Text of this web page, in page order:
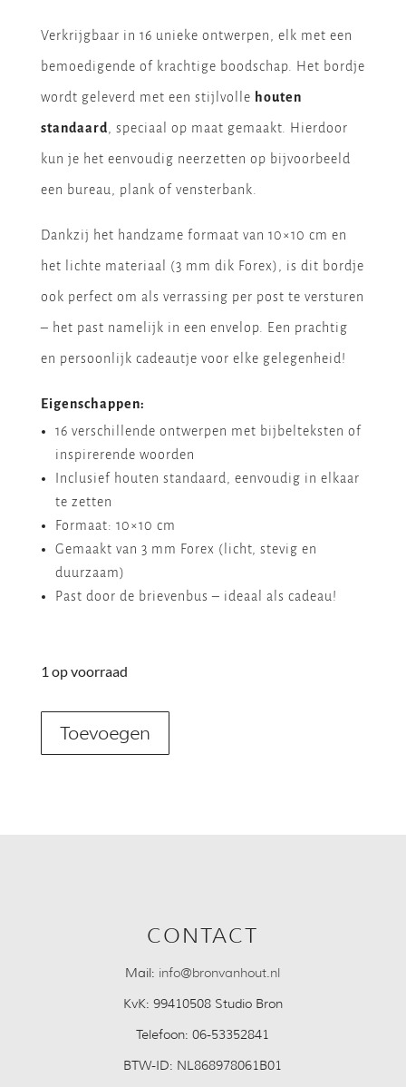
Verkrijgbaar in 16 unieke ontwerpen, elk met een
bemoedigende of krachtige boodschap. Het bordje
wordt geleverd met een stijlvolle houten
standaard , speciaal op maat gemaakt. Hierdoor
kun je het eenvoudig neerzetten op bijvoorbeeld
een bureau, plank of vensterbank.
Dankzij het handzame formaat van 10×10 cm en
het lichte materiaal (3 mm dik Forex), is dit bordje
ook perfect om als verrassing per post te versturen
– het past namelijk in een envelop. Een prachtig
en persoonlijk cadeautje voor elke gelegenheid!
Eigenschappen:
16 verschillende ontwerpen met bijbelteksten of
inspirerende woorden
Inclusief houten standaard, eenvoudig in elkaar
te zetten
Formaat: 10×10 cm
Gemaakt van 3 mm Forex (licht, stevig en
duurzaam)
Past door de brievenbus – ideaal als cadeau!
1 op voorraad
God
Toevoegen
CONTACT
Mail: info@bronvanhout.nl
KvK: 99410508 Studio Bron
Telefoon:06-53352841
BTW-ID: NL868978061B01